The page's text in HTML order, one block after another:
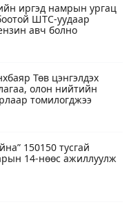
иргэд намрын ургац
ШТС-уудаар
авч болно
Төв цэнгэлдэх
олон нийтийн
томилогджээ
150150 тусгай
14-нөөс ажиллуулж